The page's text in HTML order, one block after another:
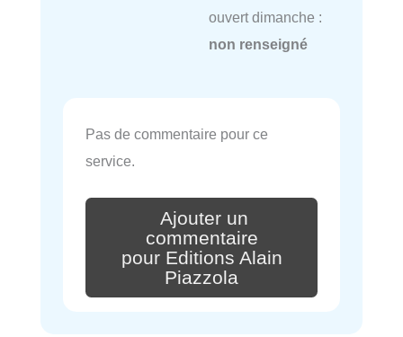
ouvert dimanche :
non renseigné
Pas de commentaire pour ce
service.
Ajouter un
commentaire
pour Editions Alain
Piazzola